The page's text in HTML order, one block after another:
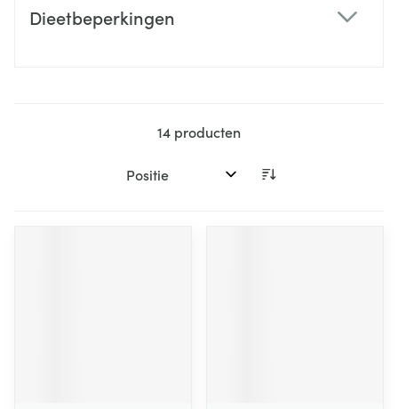
Dieetbeperkingen
14 producten
Sorteer op: